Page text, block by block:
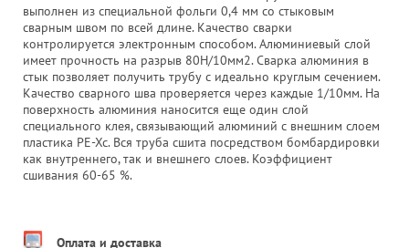
выполнен из специальной фольги 0,4 мм со стыковым
сварным швом по всей длине. Качество сварки
контролируется электронным способом. Алюминиевый слой
имеет прочность на разрыв 80Н/10мм2. Сварка алюминия в
стык позволяет получить трубу с идеально круглым сечением.
Качество сварного шва проверяется через каждые 1/10мм. На
поверхность алюминия наносится еще один слой
специального клея, связывающий алюминий с внешним слоем
пластика PE-Xc. Вся труба сшита посредством бомбардировки
как внутреннего, так и внешнего слоев. Коэффициент
сшивания 60-65 %.
Оплата и доставка